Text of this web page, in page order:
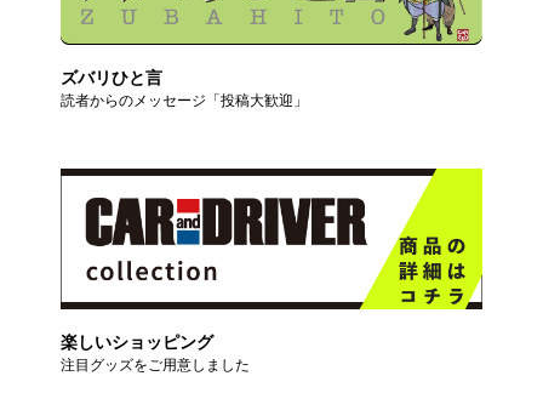
ズバリひと言
読者からのメッセージ「投稿大歓迎」
楽しいショッピング
注目グッズをご用意しました